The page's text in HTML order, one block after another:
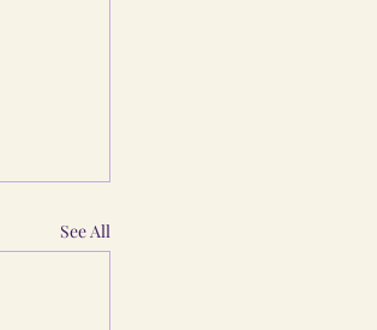
See All